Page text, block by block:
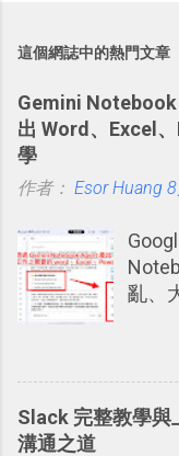
這個網誌中的熱門文章
Gemini
出 Word、Excel
學
作者： Esor Huang
亂、
量
Slack 完整教學與
溝通之道